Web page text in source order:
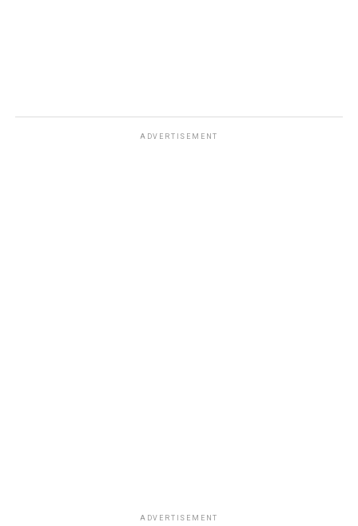
ADVERTISEMENT
ADVERTISEMENT